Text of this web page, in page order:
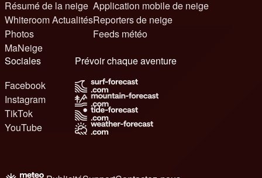
Résumé de la neige
Whiteroom Actualités
Photos
MaNeige
Application mobile de neige
Reporters de neige
Feeds météo
Sociales
Facebook
Instagram
TikTok
YouTube
Prévoir chaque aventure